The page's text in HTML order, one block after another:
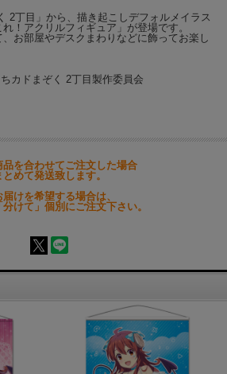
2丁目」から、描き起こしデフォルメイラス
！アクリルフィギュア」が登場です。
お部屋やデスクまわりなどに飾ってお楽し
カドまぞく 2丁目製作委員会
を合わせてご注文した場合
めて発送致します。
けを希望する場合は、
けて」個別にご注文下さい。